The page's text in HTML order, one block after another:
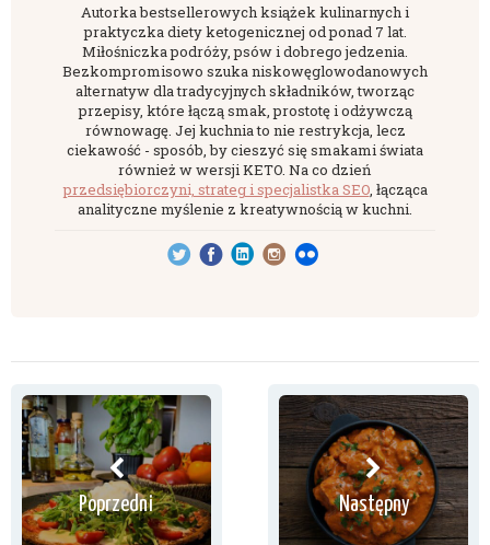
Autorka bestsellerowych książek kulinarnych i
praktyczka diety ketogenicznej od ponad 7 lat.
Miłośniczka podróży, psów i dobrego jedzenia.
Bezkompromisowo szuka niskowęglowodanowych
alternatyw dla tradycyjnych składników, tworząc
przepisy, które łączą smak, prostotę i odżywczą
równowagę. Jej kuchnia to nie restrykcja, lecz
ciekawość - sposób, by cieszyć się smakami świata
również w wersji KETO. Na co dzień
przedsiębiorczyni, strateg i specjalistka SEO, łącząca
analityczne myślenie z kreatywnością w kuchni.
Poprzedni Następny